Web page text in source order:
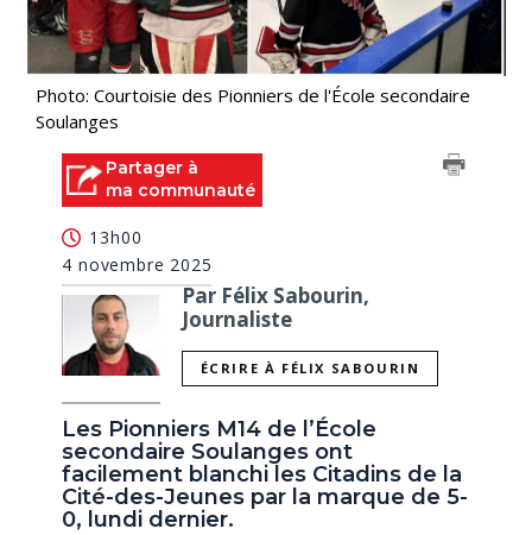
Photo: Courtoisie des Pionniers de l'École secondaire
Soulanges
Partager à
ma communauté
13h00
4 novembre 2025
Par Félix Sabourin,
Journaliste
ÉCRIRE À FÉLIX SABOURIN
Les Pionniers M14 de l’École
secondaire Soulanges ont
facilement blanchi les Citadins de la
Cité-des-Jeunes par la marque de 5-
0, lundi dernier.